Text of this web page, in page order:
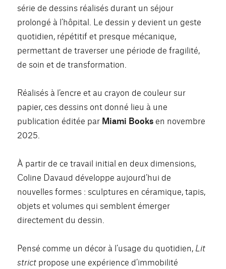
série de dessins réalisés durant un séjour
prolongé à l’hôpital. Le dessin y devient un geste
quotidien, répétitif et presque mécanique,
permettant de traverser une période de fragilité,
de soin et de transformation.
Réalisés à l’encre et au crayon de couleur sur
papier, ces dessins ont donné lieu à une
publication éditée par Miami Books en novembre
2025.
À partir de ce travail initial en deux dimensions,
Coline Davaud développe aujourd’hui de
nouvelles formes : sculptures en céramique, tapis,
objets et volumes qui semblent émerger
directement du dessin.
Pensé comme un décor à l’usage du quotidien, Lit
strict propose une expérience d’immobilité